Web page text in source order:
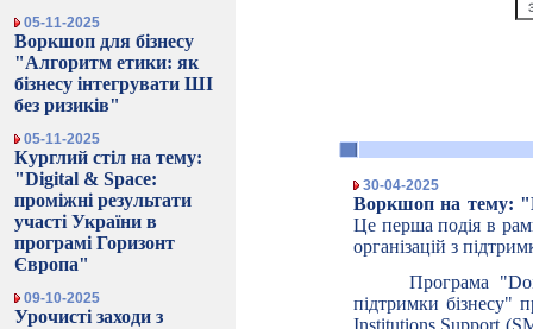
05-11-2025
Воркшоп для бізнесу
"Алгоритм етики: як
бізнесу інтегрувати ШІ
без ризиків"
05-11-2025
Курглий стіл на тему:
"Digital & Space:
проміжні результати
участі України в
програмі Горизонт
Європа"
09-10-2025
Урочисті заходи з
30-04-2025
Воркшоп на тему:
Це перша подія в
організацій з
Програма
підтримки бізнесу"
Institutions Support